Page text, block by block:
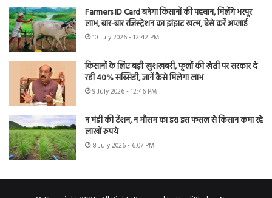
Farmers ID Card बनेगा किसानों की पहचान, मिलेंगे भरपूर
लाभ, बार-बार रजिस्ट्रेशन का झंझट खत्म, ऐसे करें अप्लाई
10 July 2026 - 12:42 PM
किसानों के लिए बड़ी खुशखबरी, फूलों की खेती पर सरकार दे
रही 40% सब्सिडी, जानें कैसे मिलेगा लाभ
9 July 2026 - 12:46 PM
न मंडी की टेंशन, न मौसम का डर! इस फसल से किसान कमा रहे
लाखों रुपये
8 July 2026 - 6:07 PM